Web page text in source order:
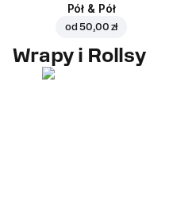
Pół & Pół
od50,00 zł
Wrapy i Rollsy